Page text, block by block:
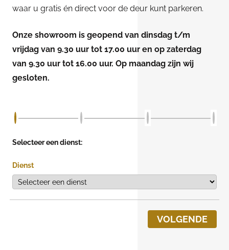
waar u gratis én direct voor de deur kunt parkeren.
Onze showroom is geopend van dinsdag t/m
vrijdag van 9.30 uur tot 17.00 uur en op zaterdag
van 9.30 uur tot 16.00 uur. Op maandag zijn wij
gesloten.
Selecteer een dienst:
Dienst
VOLGENDE